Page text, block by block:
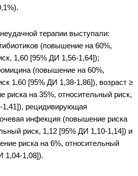
терапии выступали:
(повышение на 60%,
1,60 [95% ДИ 1,56-1,64]);
(повышение на 60%,
1,60 [95% ДИ 1,38-1,86]), возраст ≥
риска на 35%, относительный риск,
1,41]), рецидивирующая
инфекция (повышение риска
риск, 1,12 [95% ДИ 1,10-1,14]) и
риска на 6%, относительный
1,04-1,08]).